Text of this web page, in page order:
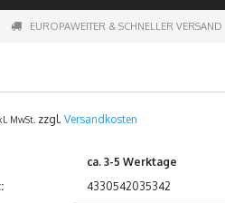
EUROPAWEITER & SCHNELLER VERSAND
MwSt. zzgl. Versandkosten
ca. 3-5 Werktage
4330542035342